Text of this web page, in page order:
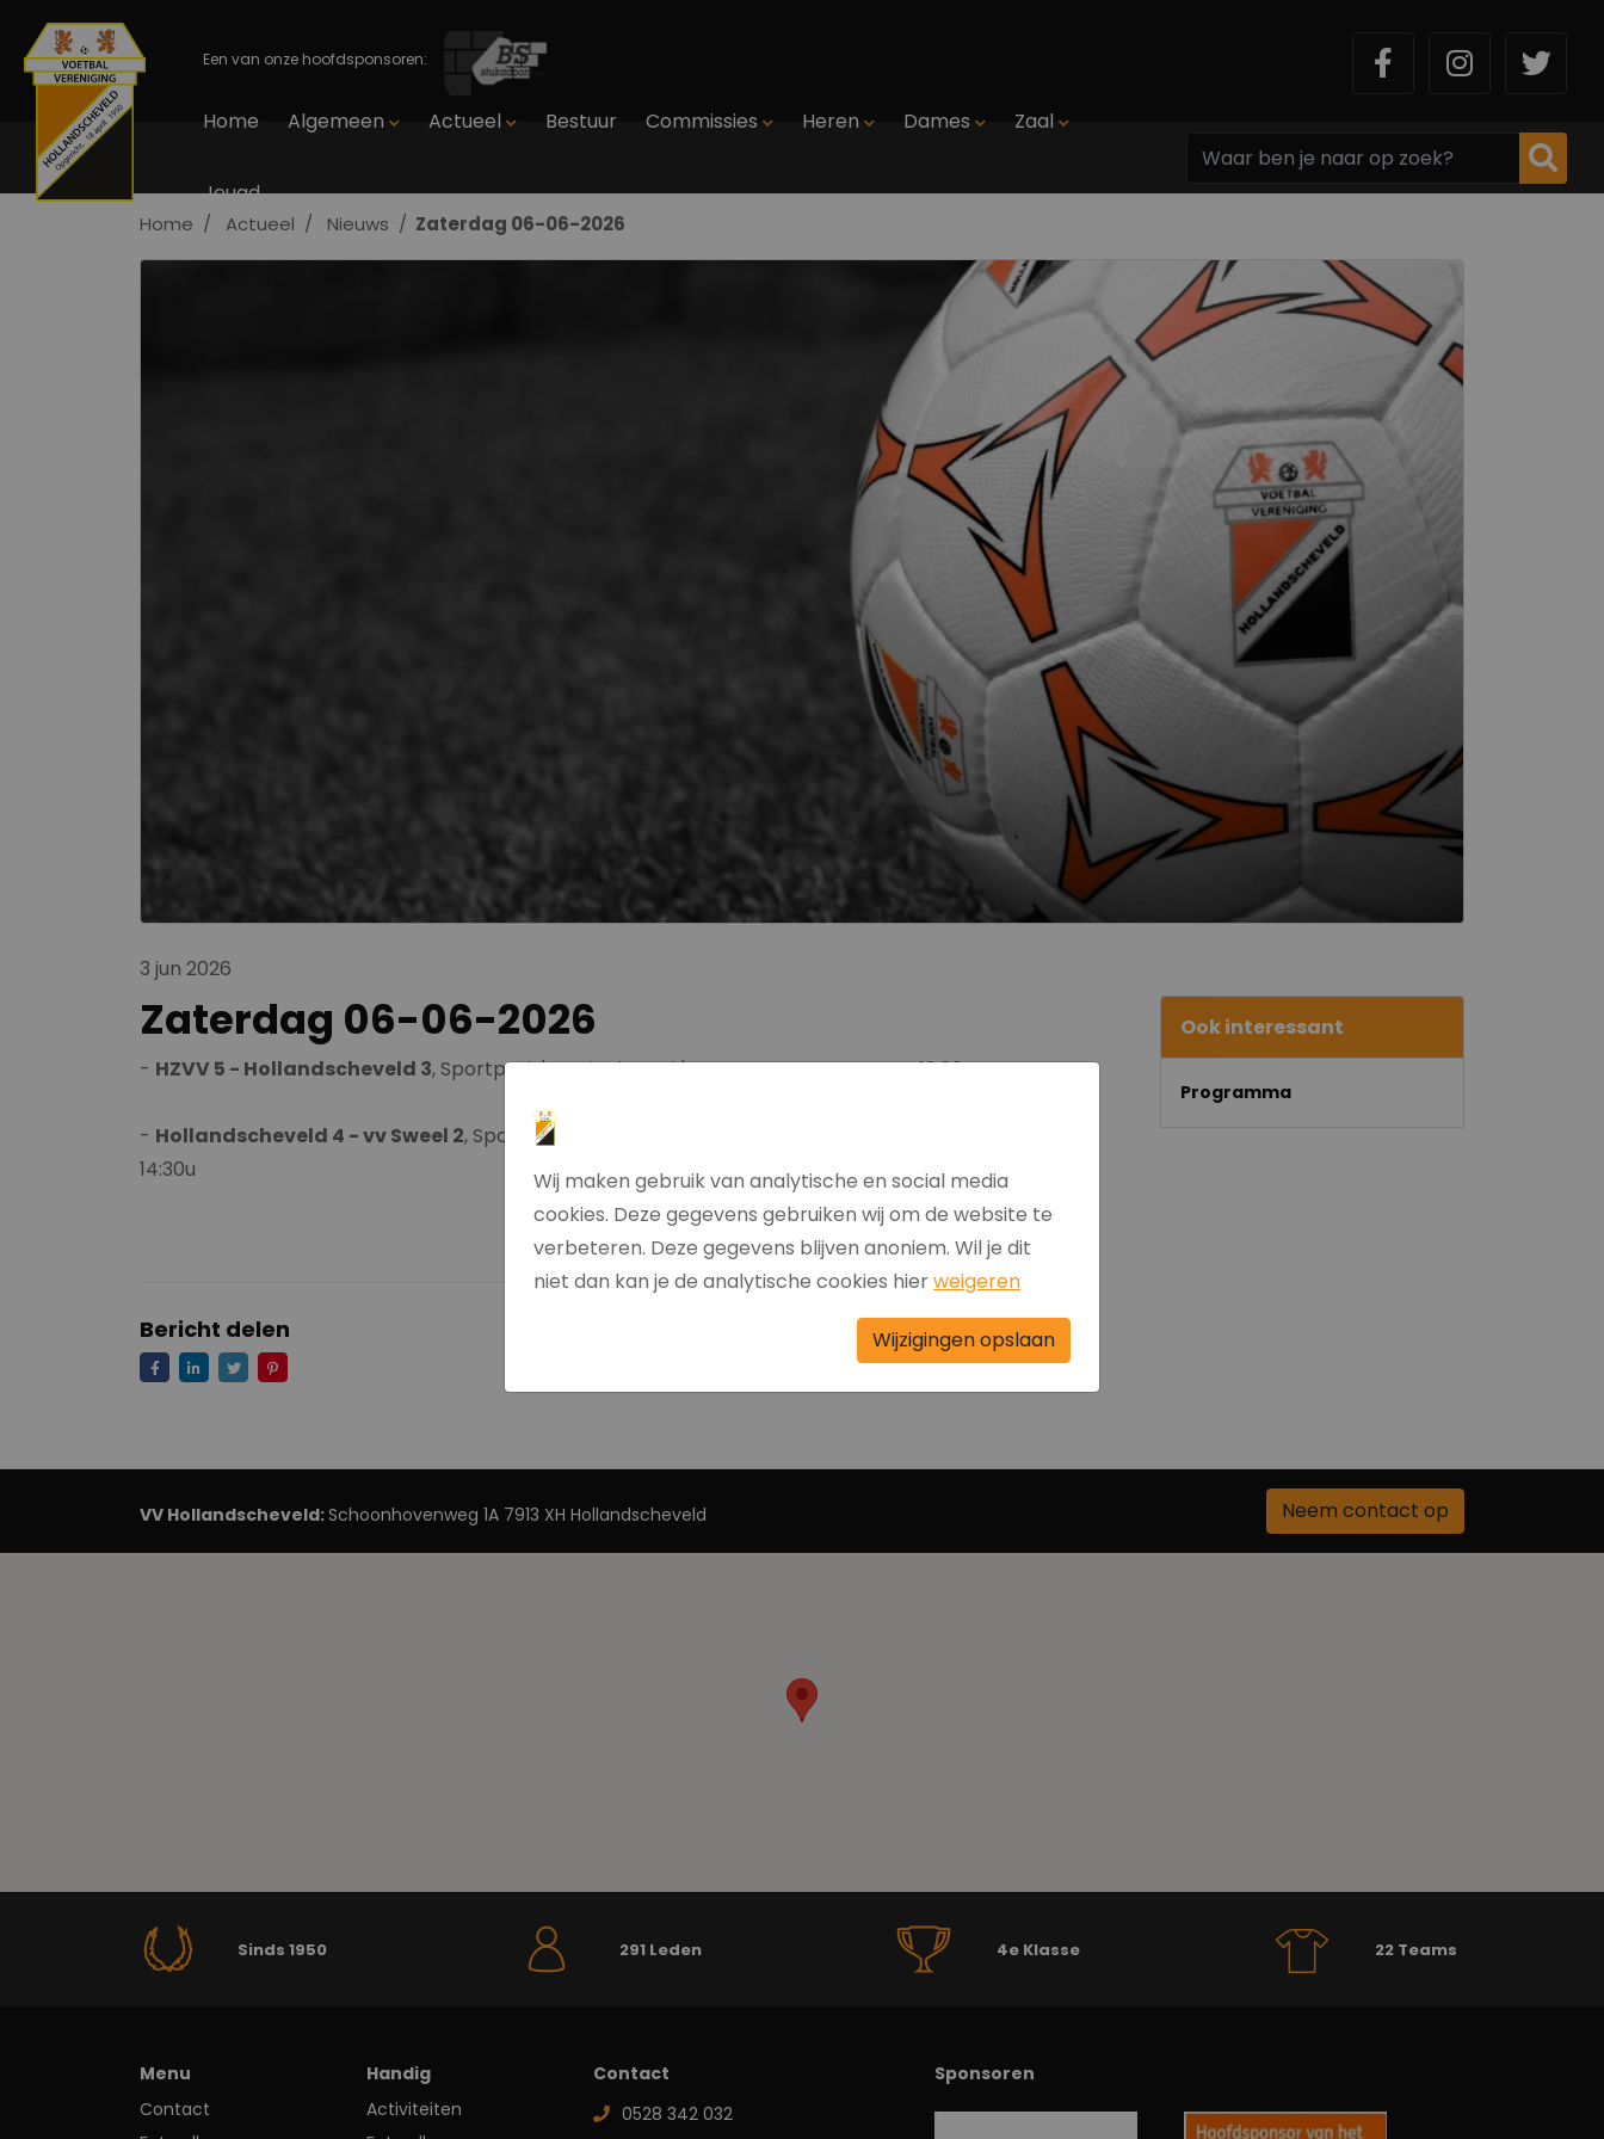
Een van onze hoofdsponsoren:
Home Algemeen Actueel Bestuur Commissies Heren Dames Zaal
Jeugd
Home Actueel Nieuws Zaterdag 06-06-2026
3 jun 2026
Zaterdag 06-06-2026
- HZVV 5 - Hollandscheveld 3, Sportpark 'Bentinckspark' te Hoogeveen. Aanvang 13:00u
- Hollandscheveld 4 - vv Sweel 2, Sportpark 'de Oosthoek' te Hollandscheveld. Aanvang
14:30u
Bericht delen
Ook interessant
Programma
VV Hollandscheveld:Schoonhovenweg 1A 7913 XH Hollandscheveld Neem contact op
Sinds 1950 291 Leden 4e Klasse 22 Teams
Menu
Contact
Handig
Activiteiten
Contact
0528 342 032
Sponsoren
Wij maken gebruik van analytische en social media
cookies. Deze gegevens gebruiken wij om de website te
verbeteren. Deze gegevens blijven anoniem. Wil je dit
niet dan kan je de analytische cookies hierweigeren
Wijzigingen opslaan